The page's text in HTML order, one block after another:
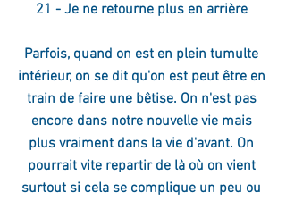
21 - Je ne retourne plus en arrière
Parfois, quand on est en plein tumulte
intérieur, on se dit qu'on est peut être en
train de faire une bêtise. On n'est pas
encore dans notre nouvelle vie mais
plus vraiment dans la vie d'avant. On
pourrait vite repartir de là où on vient
surtout si cela se complique un peu ou